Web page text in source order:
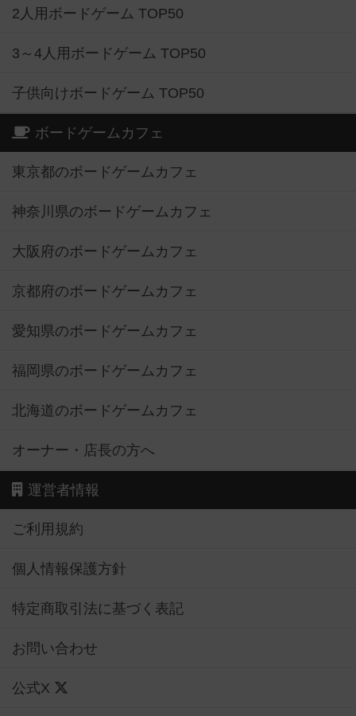
2人用ボードゲーム TOP50
3～4人用ボードゲーム TOP50
子供向けボードゲーム TOP50
ボードゲームカフェ
東京都のボードゲームカフェ
神奈川県のボードゲームカフェ
大阪府のボードゲームカフェ
京都府のボードゲームカフェ
愛知県のボードゲームカフェ
福岡県のボードゲームカフェ
北海道のボードゲームカフェ
オーナー・店長の方へ
運営者情報
ご利用規約
個人情報保護方針
特定商取引法に基づく表記
お問い合わせ
公式X